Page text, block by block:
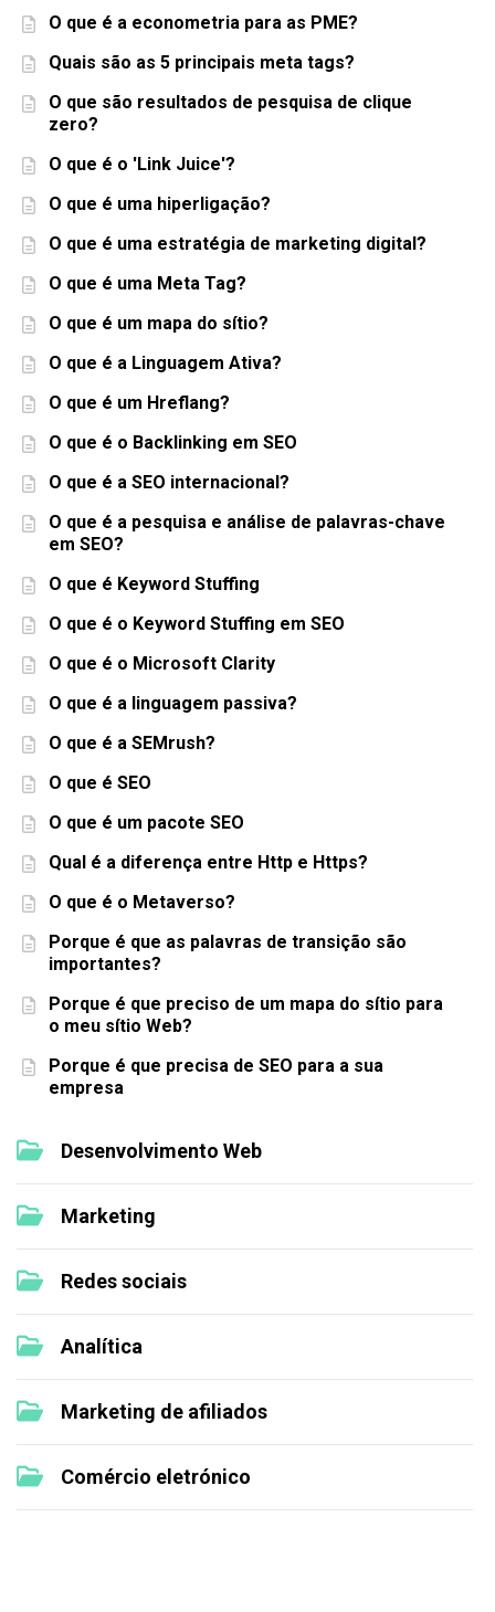
O que é a econometria para as PME?
Quais são as 5 principais meta tags?
O que são resultados de pesquisa de clique
zero?
O que é o 'Link Juice'?
O que é uma hiperligação?
O que é uma estratégia de marketing digital?
O que é uma Meta Tag?
O que é um mapa do sítio?
O que é a Linguagem Ativa?
O que é um Hreflang?
O que é o Backlinking em SEO
O que é a SEO internacional?
O que é a pesquisa e análise de palavras-chave
em SEO?
O que é Keyword Stuffing
O que é o Keyword Stuffing em SEO
O que é o Microsoft Clarity
O que é a linguagem passiva?
O que é a SEMrush?
O que é SEO
O que é um pacote SEO
Qual é a diferença entre Http e Https?
O que é o Metaverso?
Porque é que as palavras de transição são
importantes?
Porque é que preciso de um mapa do sítio para
o meu sítio Web?
Porque é que precisa de SEO para a sua
empresa
Desenvolvimento Web
Marketing
Redes sociais
Analítica
Marketing de afiliados
Comércio eletrónico